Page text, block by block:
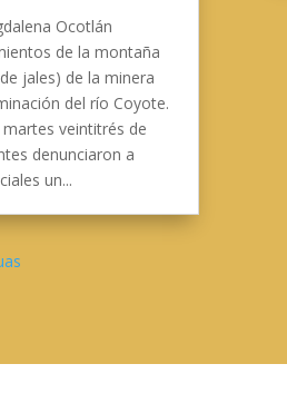
Ocotlán
de la montaña
jales) de la minera
del río Coyote.
veintitrés de
denunciaron a
un...